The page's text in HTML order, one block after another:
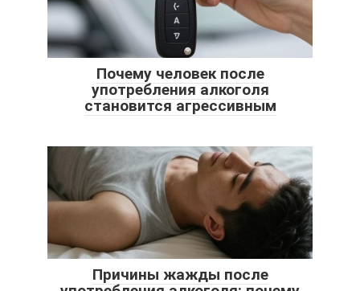
Почему человек после
употребления алкоголя
становится агрессивным
Причины жажды после